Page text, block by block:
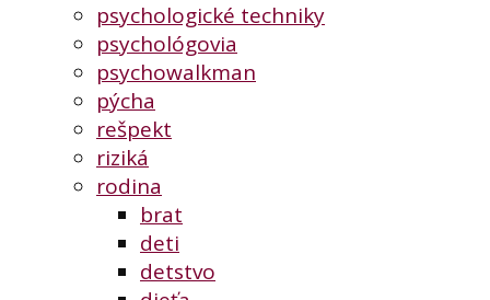
psychologické techniky
psychológovia
psychowalkman
pýcha
rešpekt
riziká
rodina
brat
deti
detstvo